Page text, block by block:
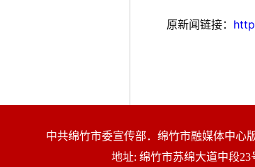
原新闻链接：
中共绵竹市委宣传部．绵竹市融媒体中心
地址: 绵竹市苏绵大道中段